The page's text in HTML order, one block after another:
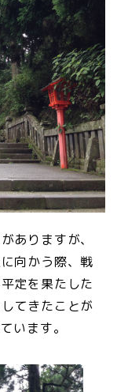
ありますが、
向かう際、戦
定を果たした
てきたことが
います。